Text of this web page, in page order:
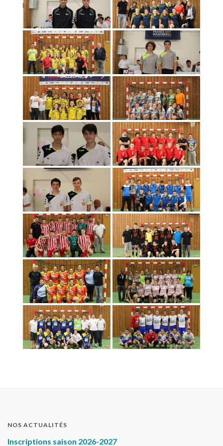
NOS ACTUALITÉS
Inscriptions saison 2026-2027